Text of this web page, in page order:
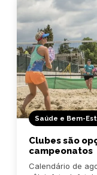
Saúde e Bem-
Clubes são
campeonatos
Calendário de